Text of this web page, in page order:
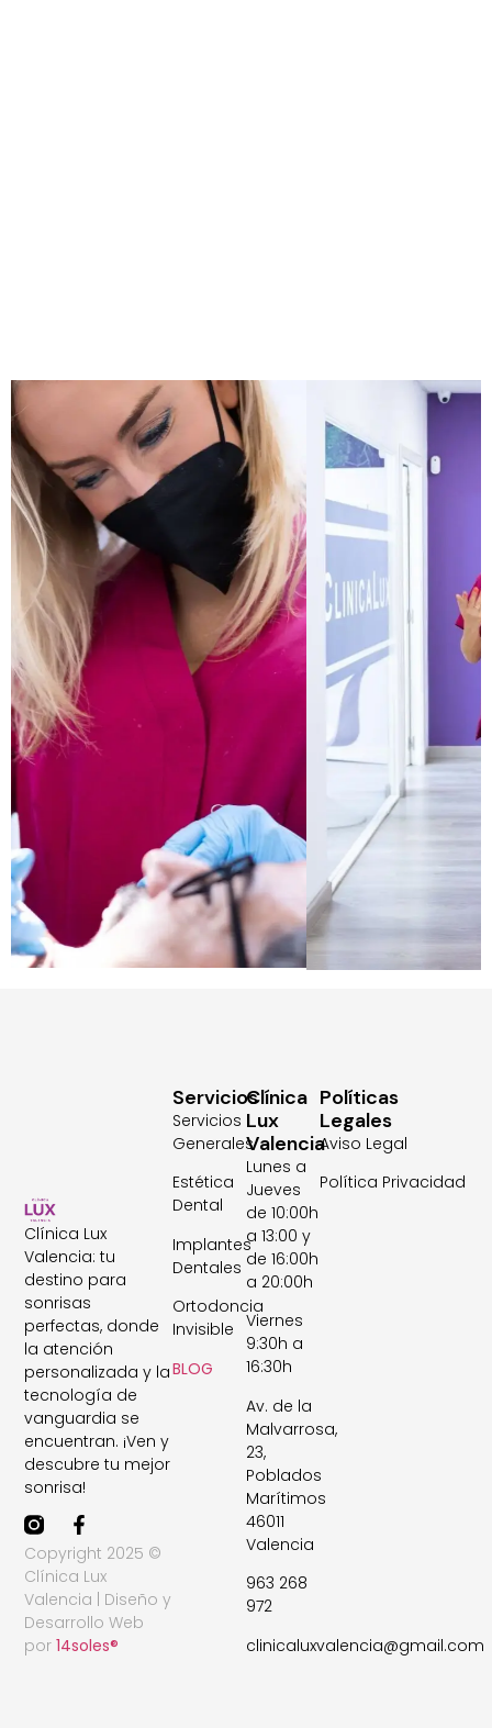
Clínica Lux
Valencia: tu
destino para
sonrisas
perfectas, donde
la atención
personalizada y la
tecnología de
vanguardia se
encuentran. ¡Ven y
descubre tu mejor
sonrisa!
Copyright 2025 ©
Clínica Lux
Valencia | Diseño y
Desarrollo Web
por14soles®
Clínica
Lux
Valencia
Lunes a
Jueves
de 10:00h
a 13:00 y
de 16:00h
a 20:00h
Viernes
9:30h a
16:30h
Av. de la
Malvarrosa,
23,
Poblados
Marítimos
46011
Valencia
963 268
972
clinicaluxvalencia@gmail.com
Servicios
Servicios
Generales
Estética
Dental
Implantes
Dentales
Ortodoncia
Invisible
BLOG
Políticas
Legales
Aviso Legal
Política Privacidad